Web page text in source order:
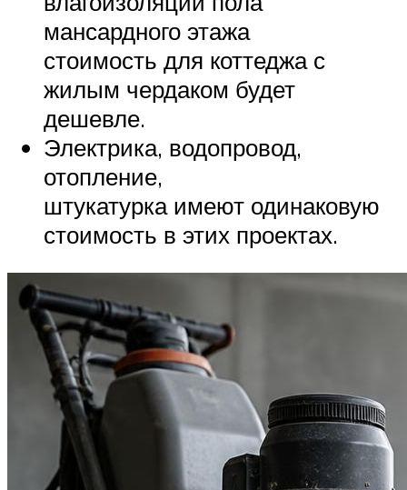
мансардного этажа
стоимость для коттеджа с
жилым чердаком будет
дешевле.
Электрика, водопровод,
отопление,
штукатурка имеют одинаковую
стоимость в этих проектах.